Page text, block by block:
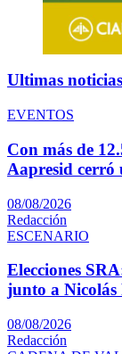
Ultimas noticias
EVENTOS
Con más de
Aapresid cerró
08/08/2026
Redacción
ESCENARIO
Elecciones
junto a Nicolás
08/08/2026
Redacción